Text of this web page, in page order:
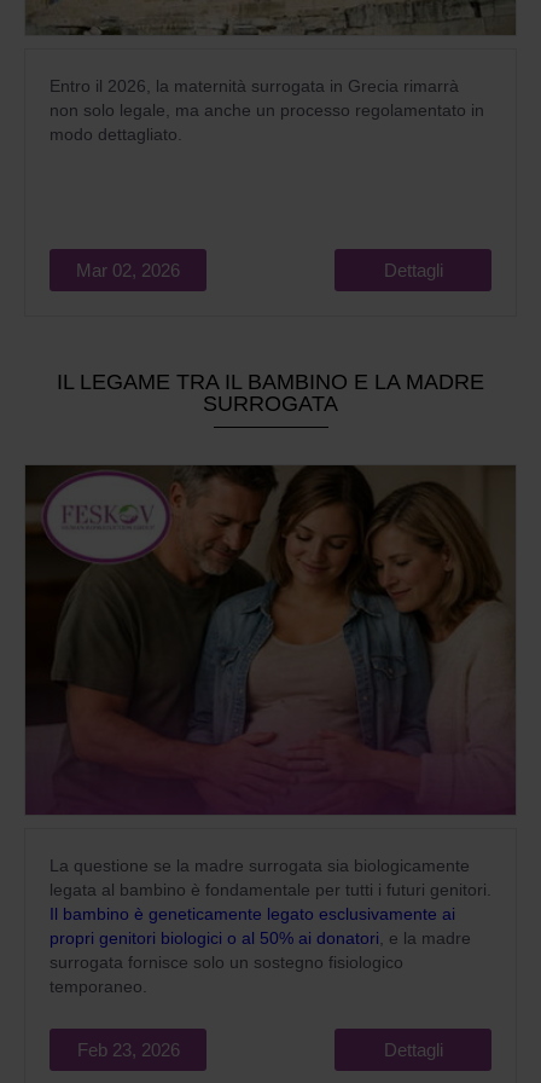
Entro il 2026, la maternità surrogata in Grecia rimarrà
non solo legale, ma anche un processo regolamentato in
modo dettagliato.
Mar 02, 2026 Dettagli
IL LEGAME TRA IL BAMBINO E LA MADRE
SURROGATA
La questione se la madre surrogata sia biologicamente
legata al bambino è fondamentale per tutti i futuri genitori.
Il bambino è geneticamente legato esclusivamente ai
propri genitori biologici o al 50% ai donatori , e la madre
surrogata fornisce solo un sostegno fisiologico
temporaneo.
Feb 23, 2026 Dettagli